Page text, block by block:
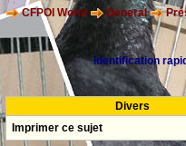
CFPOI World General
Identification
Divers
Imprimer ce sujet